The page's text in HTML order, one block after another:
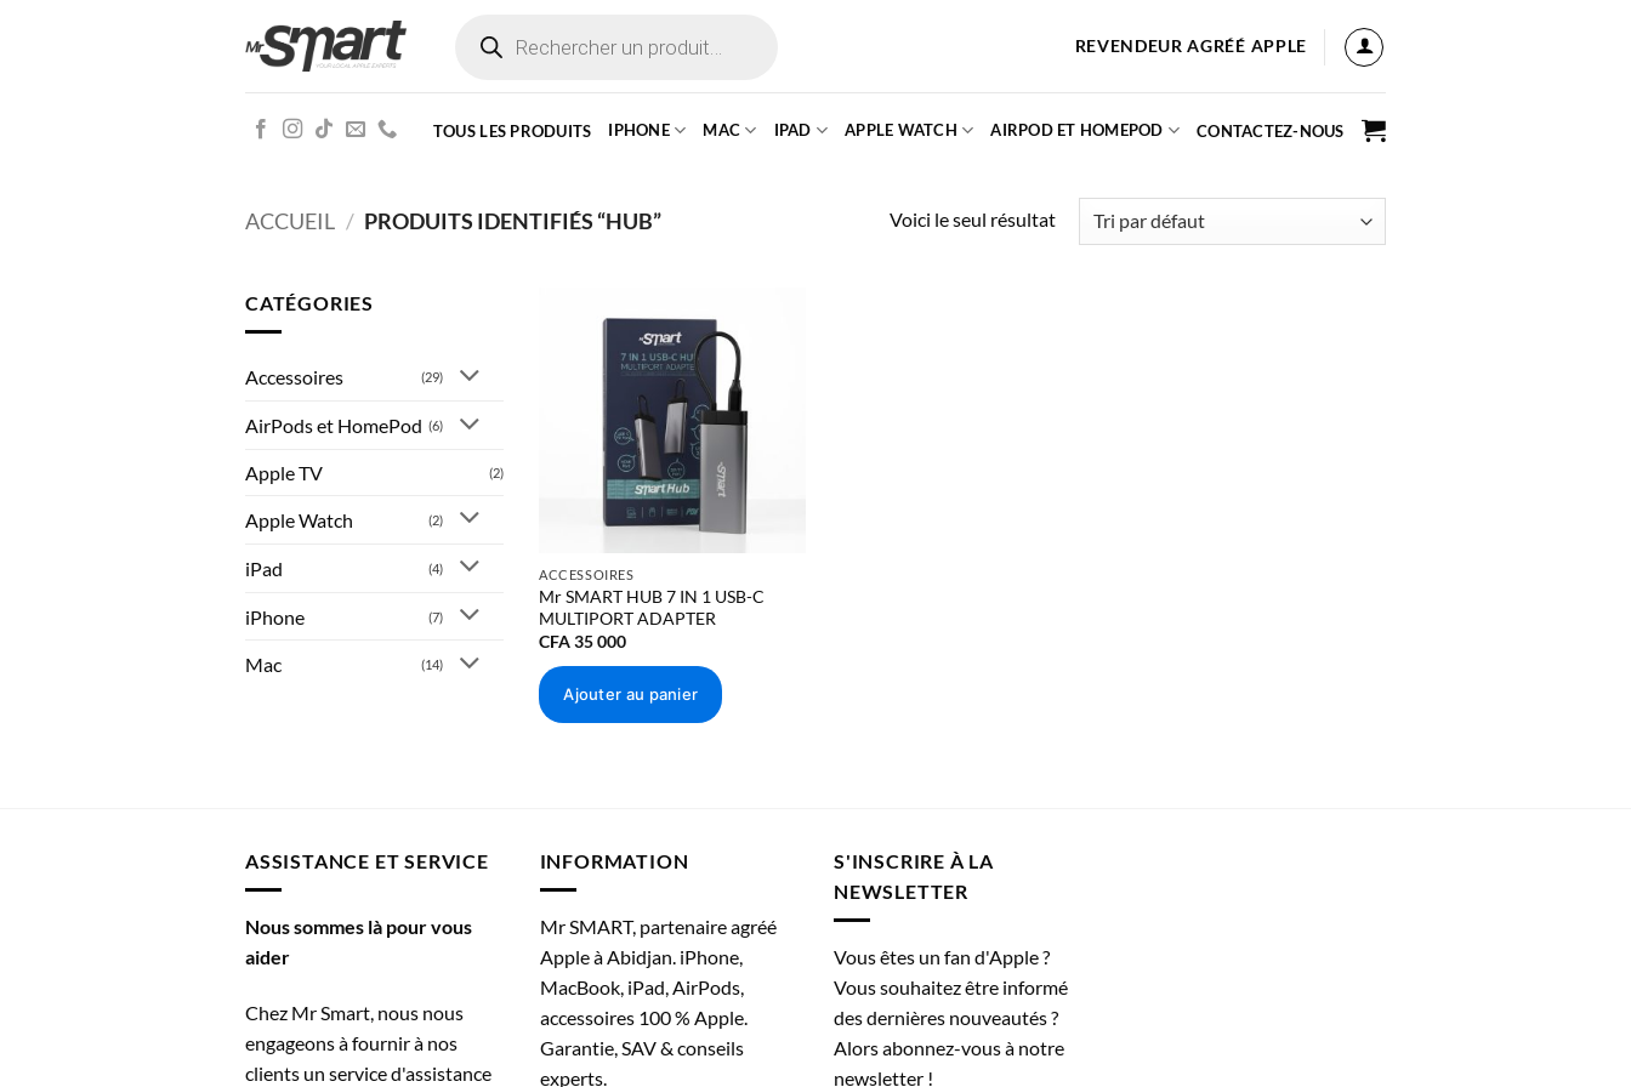
produits
REVENDEUR AGRÉÉ APPLE
TOUS LES PRODUITS IPHONE MAC IPAD APPLE WATCH AIRPOD ET HOMEPOD CONTACTEZ-NOUS
ACCUEIL / PRODUITS IDENTIFIÉS “HUB” Voici le seul résultat
CATÉGORIES
Accessoires (29)
AirPods et HomePod (6)
Apple TV (2)
Apple Watch (2)
iPad (4)
iPhone (7)
Mac (14)
Ajouter à
la liste
d’envies
ACCESSOIRES
Mr SMART HUB 7 IN 1 USB-C
MULTIPORT ADAPTER
CFA35 000
Ajouter au panier
ASSISTANCE ET SERVICE
Nous sommes là pour vous
aider
Chez Mr Smart, nous nous
engageons à fournir à nos
clients un service d'assistance
INFORMATION
Mr SMART, partenaire agréé
Apple à Abidjan. iPhone,
MacBook, iPad, AirPods,
accessoires 100 % Apple.
Garantie, SAV & conseils
experts.
S'INSCRIRE À LA
NEWSLETTER
Vous êtes un fan d'Apple ?
Vous souhaitez être informé
des dernières nouveautés ?
Alors abonnez-vous à notre
newsletter !